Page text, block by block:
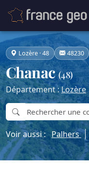
Lozère · 48 48230
Chanac(48)
Département :Lozère
Voir aussi :Palhers